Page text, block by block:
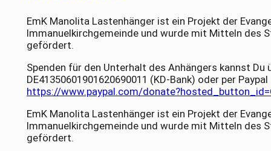
EmK Manolita Lastenhänger ist ein Projekt der
Immanuelkirchgemeinde und wurde mit Mitteln des
gefördert.
Spenden für den Unterhalt des Anhängers kannst Du
DE41350601901620690011 (KD-Bank) oder per
https://www.paypal.com/
EmK Manolita Lastenhänger ist ein Projekt der
Immanuelkirchgemeinde und wurde mit Mitteln des
gefördert.